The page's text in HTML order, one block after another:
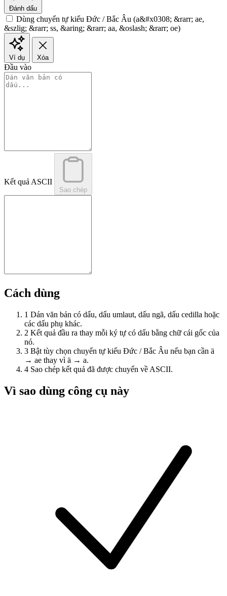
Đánh dấu
Dùng chuyển tự kiểu Đức / Bắc Âu (a&#x0308; &rarr; ae,
&szlig; &rarr; ss, &aring; &rarr; aa, &oslash; &rarr; oe)
Ví dụ Xóa
Đầu vào
Kết quả ASCII
Sao chép
Cách dùng
1 Dán văn bản có dấu, dấu umlaut, dấu ngã, dấu cedilla hoặc
các dấu phụ khác.
2 Kết quả đầu ra thay mỗi ký tự có dấu bằng chữ cái gốc của
nó.
3 Bật tùy chọn chuyển tự kiểu Đức / Bắc Âu nếu bạn cần ä
→ ae thay vì ä → a.
4 Sao chép kết quả đã được chuyển về ASCII.
Vì sao dùng công cụ này